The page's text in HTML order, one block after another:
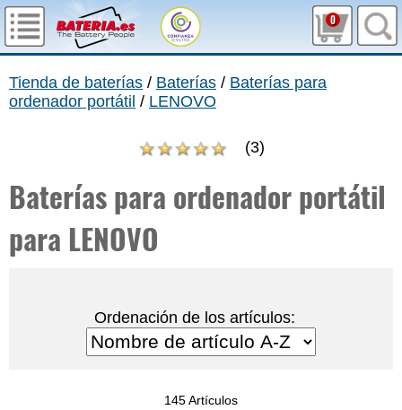
0
Tienda de baterías / Baterías / Baterías para
ordenador portátil / LENOVO
(3)
Baterías para ordenador portátil
para LENOVO
Ordenación de los artículos:
145 Artículos